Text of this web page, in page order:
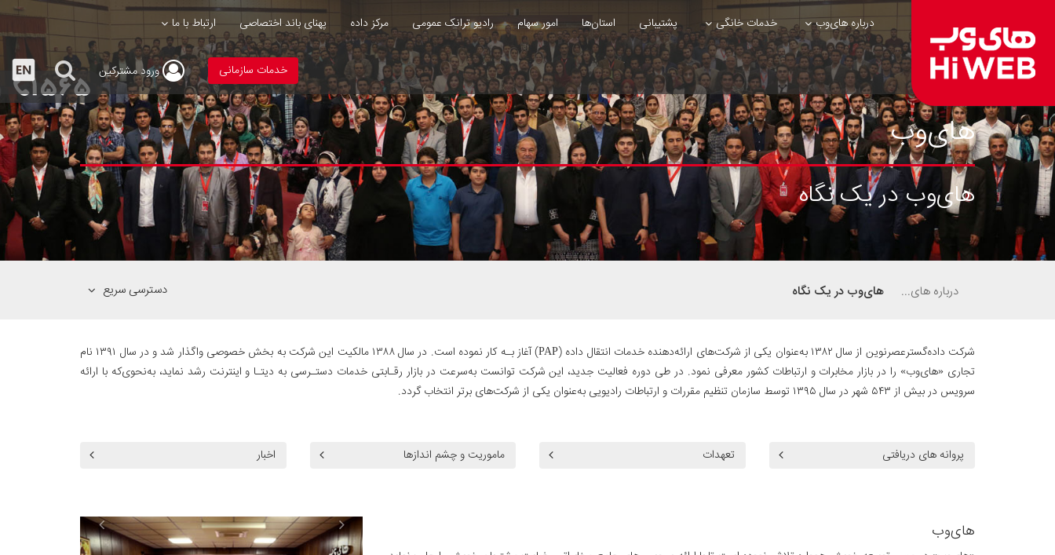
درباره های‌وب خدمات خانگی پشتیبانی استان‌ها امور سهام رادیو ترانک عمومی مرکز داده پهنای باند اختصاصی ارتباط با ما
ورودمشترکین خدمات سازمانی
های‌وب
های‌وب در یک نگاه
درباره های‌وب های‌وب در یک نگاه دسترسی سریع
شرکت داده‌گسترعصرنوین از سال ۱۳۸۲ به‌عنوان یکی از شرکت‌های ارائه‌دهنده خدمات انتقال داده (PAP) آغاز بـه کار نموده است. در سال ۱۳۸۸ مالکیت این شرکت به بخش خصوصی واگذار شد و در سال ۱۳۹۱ نام
تجاری «های‌وب» را در بازار مخابرات و ارتباطات کشور معرفی نمود. در طی دوره فعالیت جدید، این شرکت توانست به‌سرعت در بازار رقـابتی خدمات دستـرسی به دیتـا و اینترنت رشد نماید، به‌نحوی‌که با ارائه
سرویس در بیش از ۵۴۳ شهر در سال ۱۳۹۵ توسط سازمان تنظیم مقررات و ارتباطات رادیویی به‌عنوان یکی از شرکت‌های برتر انتخاب گردد.
پروانه های دریافتی تعهدات ماموریت و چشم اندازها اخبار
های‌وب Previous Next